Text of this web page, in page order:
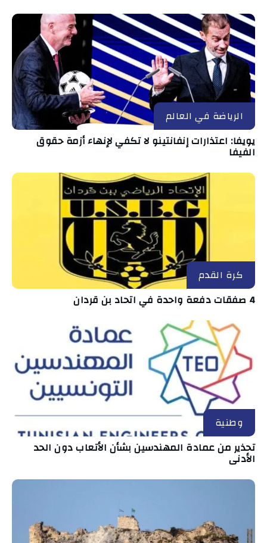
الرياضة في العالم
يويفا: اعتذارات إنفانتينو لا تكفي لإنهاء أزمة حقوق
الفيفا
كرة القدم
4 صفقات دفعة واحدة في اتحاد بن قردان
وطنية
تحذير من عمادة المهندسين بشأن الأتعاب دون الحد
الأدنى